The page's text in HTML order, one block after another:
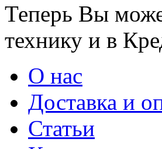
Теперь Вы
технику и в
О нас
Доставка и
Статьи